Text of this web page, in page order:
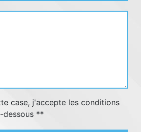
case, j'accepte les conditions
dessous **